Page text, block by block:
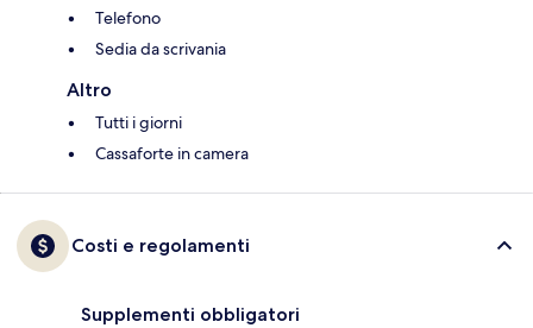
Telefono
Sedia da scrivania
Altro
Tutti i giorni
Cassaforte in camera
Costi e regolamenti
Supplementi obbligatori